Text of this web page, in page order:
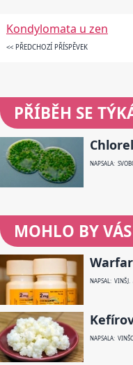
Kondylomata u zen
<< PŘEDCHOZÍ PŘÍSPĚVEK
PŘÍBĚH SE
NAPSALA:
MOHLO BY
NAPSAL: VINŠ
NAPSALA: